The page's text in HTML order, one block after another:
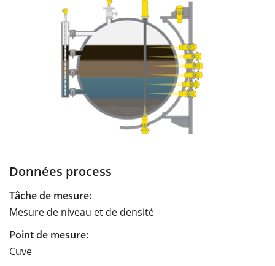
Données process
Tâche de mesure:
Mesure de niveau et de densité
Point de mesure:
Cuve